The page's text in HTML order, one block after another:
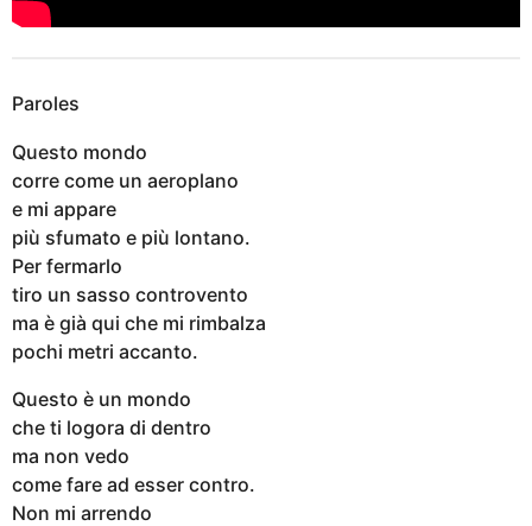
Paroles
Questo mondo
corre come un aeroplano
e mi appare
più sfumato e più lontano.
Per fermarlo
tiro un sasso controvento
ma è già qui che mi rimbalza
pochi metri accanto.
Questo è un mondo
che ti logora di dentro
ma non vedo
come fare ad esser contro.
Non mi arrendo